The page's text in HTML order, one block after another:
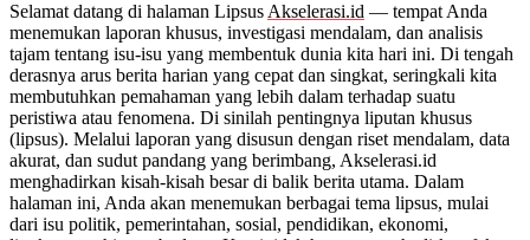
Selamat datang di halaman Lipsus Akselerasi.id — tempat Anda
menemukan laporan khusus, investigasi mendalam, dan analisis
tajam tentang isu-isu yang membentuk dunia kita hari ini. Di tengah
derasnya arus berita harian yang cepat dan singkat, seringkali kita
membutuhkan pemahaman yang lebih dalam terhadap suatu
peristiwa atau fenomena. Di sinilah pentingnya liputan khusus
(lipsus). Melalui laporan yang disusun dengan riset mendalam, data
akurat, dan sudut pandang yang berimbang, Akselerasi.id
menghadirkan kisah-kisah besar di balik berita utama. Dalam
halaman ini, Anda akan menemukan berbagai tema lipsus, mulai
dari isu politik, pemerintahan, sosial, pendidikan, ekonomi,